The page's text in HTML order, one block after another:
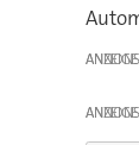
ANZEIGE
ANZEIGE